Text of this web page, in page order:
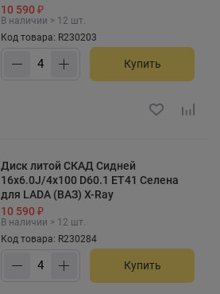
10 590 ₽
В наличии > 12 шт.
Код товара: R230203
Купить
Диск литой СКАД Сидней
16x6.0J/4x100 D60.1 ET41 Селена
для LADA (ВАЗ) X-Ray
10 590 ₽
В наличии > 12 шт.
Код товара: R230284
Купить